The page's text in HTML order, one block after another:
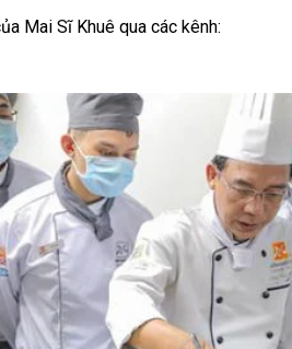
Mai Sĩ Khuê qua các kênh: